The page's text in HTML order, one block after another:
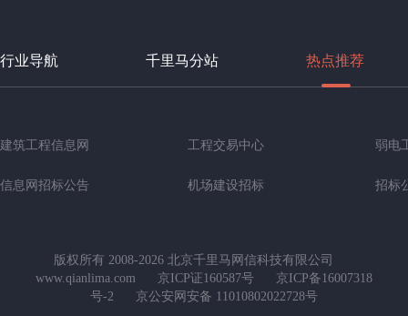
行业导航 千里马分站 热点推荐
建筑工程信息网 工程交易中心 弱电
信息网招标公告 机场建设招标 招标
版权所有 2008-2026 北京千里马网信科技有限公司
www.qianlima.com
京ICP证160587号
京ICP备16007318
号-2
京公安网安备 11010802022728号